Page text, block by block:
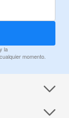
y la
momento.